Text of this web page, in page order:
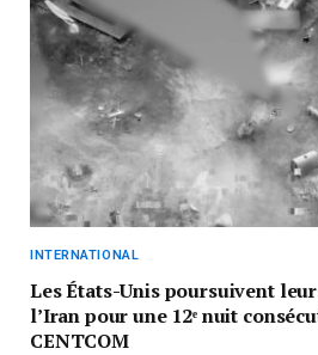
INTERNATIONAL
Les États-Unis poursuivent
l’Iran pour une 12ᵉ nuit
CENTCOM